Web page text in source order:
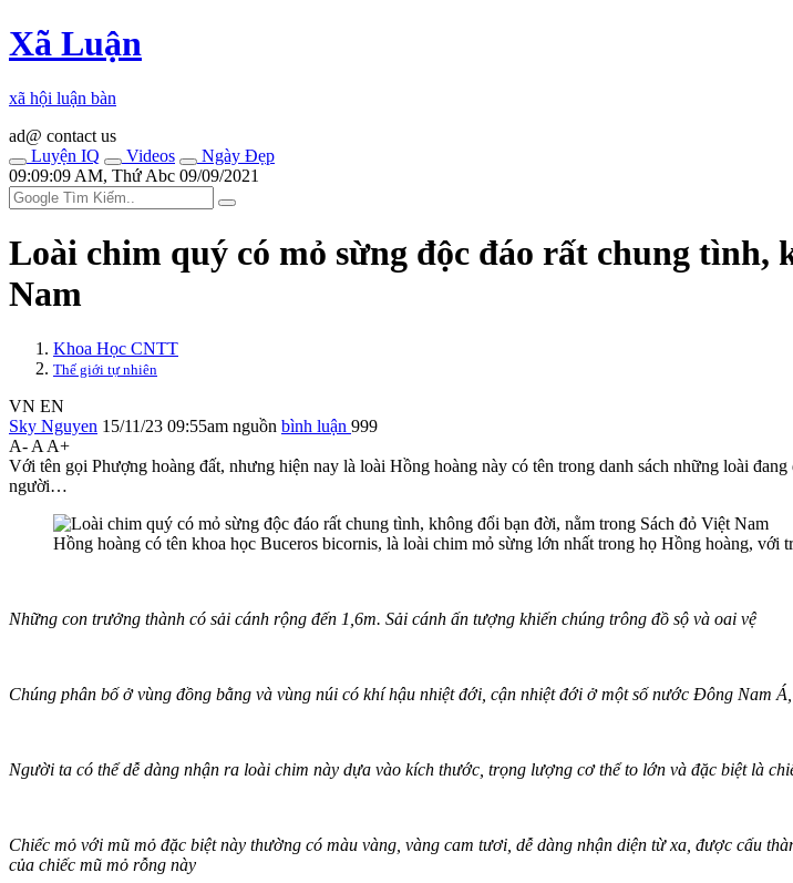
Xã Luận
xã hội luận bàn
ad@ contact us
Luyện IQ
Videos
Ngày Đẹp
09:09:09 AM, Thứ Abc 09/09/2021
Loài chim quý có mỏ sừng độc đáo rất chung tình,
Nam
Khoa Học CNTT
Thế giới tự nhiên
VN EN
Sky Nguyen 15/11/23 09:55am nguồn bình luận 999
A- A A+
Với tên gọi Phượng hoàng đất, nhưng hiện nay là loài Hồng hoàng này có tên trong danh sách những loài
người…
Hồng hoàng có tên khoa học Buceros bicornis, là loài chim mỏ sừng lớn nhất trong họ Hồng hoàng, với
Những con trưởng thành có sải cánh rộng đến 1,6m. Sải cánh ấn tượng khiến chúng trông đồ sộ và oai vệ
Chúng phân bố ở vùng đồng bằng và vùng núi có khí hậu nhiệt đới, cận nhiệt đới ở một số nước Đông Nam
Người ta có thể dễ dàng nhận ra loài chim này dựa vào kích thước, trọng lượng c‌ơ th‌ể to lớn và đặc biệt là
Chiếc mỏ với mũ mỏ đặc biệt này thường có màu vàng, vàng cam tươi, dễ dàng nhận diện từ xa, được cấu
của chiếc mũ mỏ rỗng này